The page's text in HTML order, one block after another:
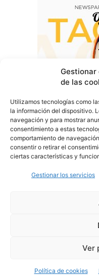
de las
Utilizamos tecnologías como
la información del dispositivo.
navegación y para mostrar
consentimiento a estas
comportamiento de
consentir o retirar el
ciertas características y
Gestionar los servicios
Ver
Política de cookies